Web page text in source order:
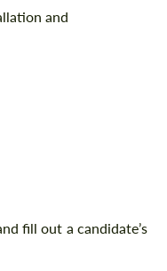
and
fill out a candidate’s